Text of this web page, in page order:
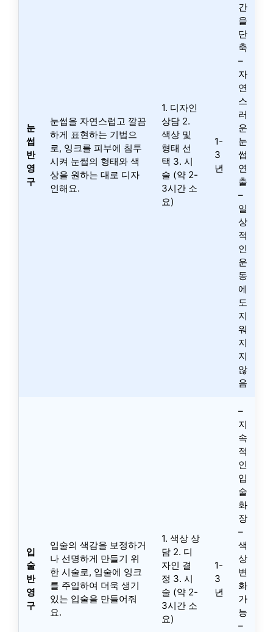
눈
썹
반
영
구
눈썹을 자연스럽고 깔끔
하게 표현하는 기법으
로, 잉크를 피부에 침투
시켜 눈썹의 형태와 색
상을 원하는 대로 디자
인해요.
1. 디자인
상담 2.
색상 및
형태 선
택 3. 시
술 (약 2-
3시간 소
요)
1-
3
년
간
을
단
축
–
자
연
스
러
운
눈
썹
연
출
–
일
상
적
인
운
동
에
도
지
워
지
지
않
음
입
술
반
영
구
입술의 색감을 보정하거
나 선명하게 만들기 위
한 시술로, 입술에 잉크
를 주입하여 더욱 생기
있는 입술을 만들어줘
요.
1. 색상 상
담 2. 디
자인 결
정 3. 시
술 (약 2-
3시간 소
요)
1-
3
년
–
지
속
적
인
입
술
화
장
–
색
상
변
화
가
능
–